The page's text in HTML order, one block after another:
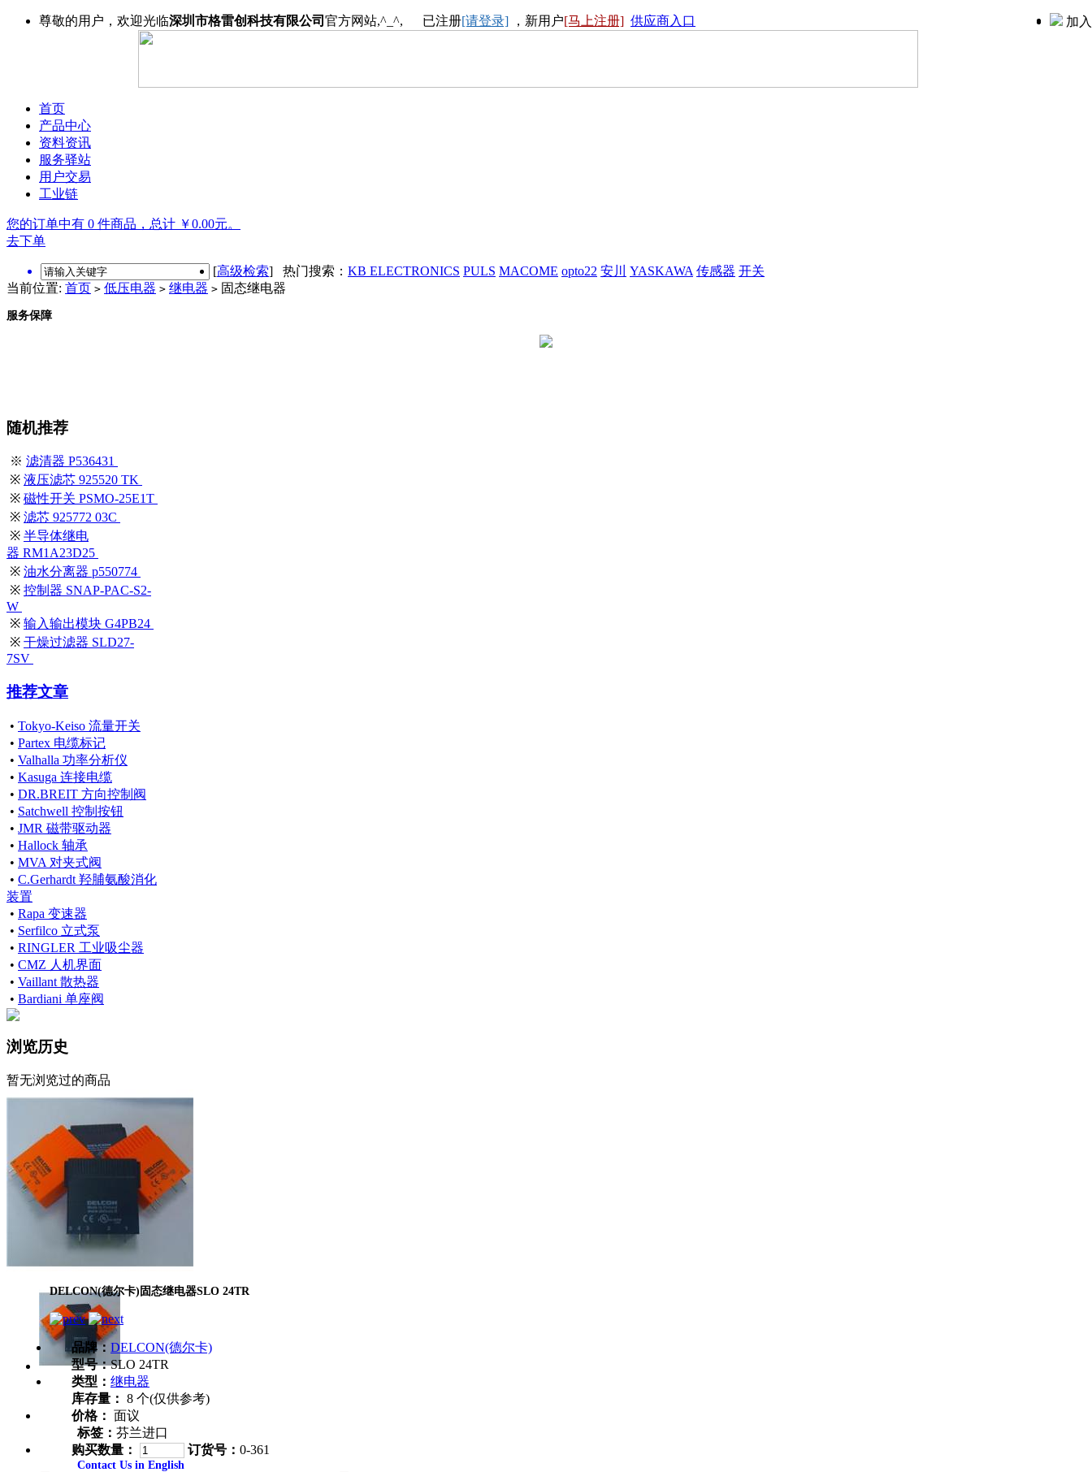
尊敬的用户，欢迎光临深圳市格雷创科技有限公司 官方网站,^_^, 已注册[请登录] ，新用户[马上注册] 供应商入口 加
首页
产品中心
资料资讯
服务驿站
用户交易
工业链
您的订单中有 0 件商品，总计 ￥0.00元。
去下单
[高级检索] 热门搜索： KB ELECTRONICS PULS MACOME opto22 安川 YASKAWA 传感器 开关
当前位置: 首页 > 低压电器 > 继电器 > 固态继电器
服务保障
随机推荐
※ 滤清器 P536431
※ 液压滤芯 925520 TK
※ 磁性开关 PSMO-25E1T
※ 滤芯 925772 03C
※ 半导体继电
器 RM1A23D25
※ 油水分离器 p550774
※ 控制器 SNAP-PAC-S2-
W
※ 输入输出模块 G4PB24
※ 干燥过滤器 SLD27-
7SV
推荐文章
• Tokyo-Keiso 流量开关
• Partex 电缆标记
• Valhalla 功率分析仪
• Kasuga 连接电缆
• DR.BREIT 方向控制阀
• Satchwell 控制按钮
• JMR 磁带驱动器
• Hallock 轴承
• MVA 对夹式阀
• C.Gerhardt 羟脯氨酸消化
装置
• Rapa 变速器
• Serfilco 立式泵
• RINGLER 工业吸尘器
• CMZ 人机界面
• Vaillant 散热器
• Bardiani 单座阀
浏览历史
暂无浏览过的商品
DELCON(德尔卡)固态继电器SLO 24TR
品牌： DELCON(德尔卡)
型号：SLO 24TR
类型： 继电器
库存量： 8 个(仅供参考)
价格： 面议
标签： 芬兰进口
购买数量：
订货号： 0-361
Contact Us in English